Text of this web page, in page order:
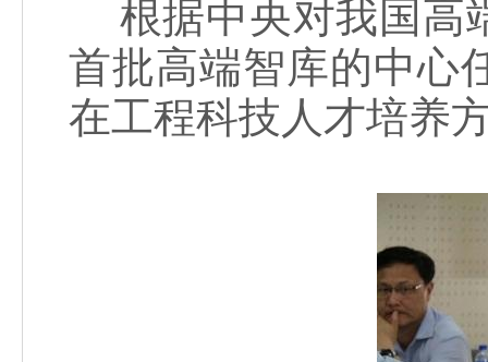
根据中央对我国高
首批高端智库的中心
在工程科技人才培养